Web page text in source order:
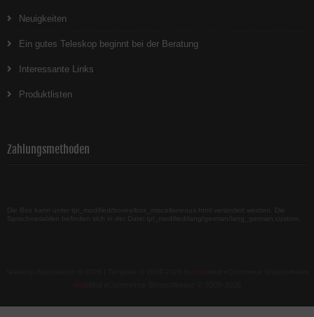
Neuigkeiten
Ein gutes Teleskop beginnt bei der Beratung
Interessante Links
Produktlisten
Zahlungsmethoden
Die Box kann unter tpl_modified/boxes/box_miscellaneous.html verändert werden. Die
Sprachvariablen befinden sich in der Datei tpl_modified/lang/german/lang_german.custom.
mod
mod